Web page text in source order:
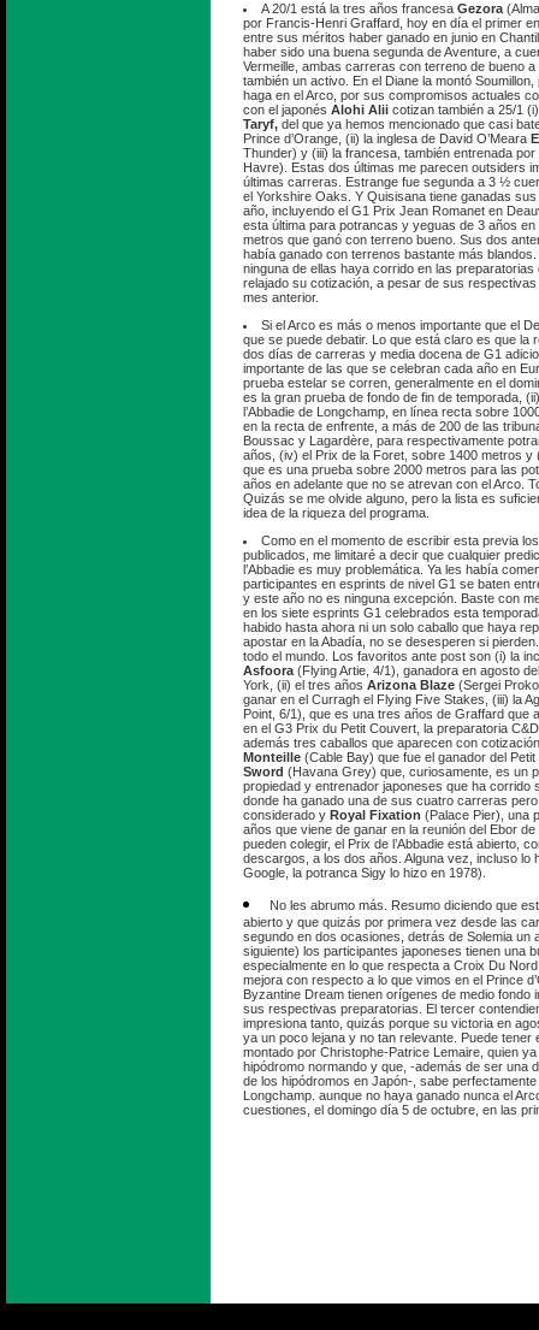
A 20/1 está la tres años francesa Gezora
por Francis-Henri Graffard, hoy en día el primer
entre sus méritos haber ganado en junio en
haber sido una buena segunda de Aventure, a
Vermeille, ambas carreras con terreno de bueno a
también un activo. En el Diane la montó
haga en el Arco, por sus compromisos actuales
con el japonés Alohi Alii cotizan también a 25/1
Taryf, del que ya hemos mencionado que casi
Prince d’Orange, (ii) la inglesa de David O’Meara
Thunder) y (iii) la francesa, también entrenada
Havre). Estas dos últimas me parecen outsiders
últimas carreras. Estrange fue segunda a 3 ½
el Yorkshire Oaks. Y Quisisana tiene ganadas
año, incluyendo el G1 Prix Jean Romanet en
esta última para potrancas y yeguas de 3 años
metros que ganó con terreno bueno. Sus dos
había ganado con terrenos bastante más
ninguna de ellas haya corrido en las preparatorias
relajado su cotización, a pesar de sus
mes anterior.
Si el Arco es más o menos importante que el
que se puede debatir. Lo que está claro es que la
dos días de carreras y media docena de G1
importante de las que se celebran cada año en
prueba estelar se corren, generalmente en el
es la gran prueba de fondo de fin de temporada,
l’Abbadie de Longchamp, en línea recta sobre
en la recta de enfrente, a más de 200 de las
Boussac y Lagardère, para respectivamente
años, (iv) el Prix de la Foret, sobre 1400 metros y
que es una prueba sobre 2000 metros para las
años en adelante que no se atrevan con el Arco.
Quizás se me olvide alguno, pero la lista es
idea de la riqueza del programa.
Como en el momento de escribir esta previa
publicados, me limitaré a decir que cualquier
l’Abbadie es muy problemática. Ya les había
participantes en esprints de nivel G1 se baten
y este año no es ninguna excepción. Baste con
en los siete esprints G1 celebrados esta
habido hasta ahora ni un solo caballo que haya
apostar en la Abadía, no se desesperen si
todo el mundo. Los favoritos ante post son (i) la
Asfoora (Flying Artie, 4/1), ganadora en agosto
York, (ii) el tres años Arizona Blaze (Sergei
ganar en el Curragh el Flying Five Stakes, (iii) la
Point, 6/1), que es una tres años de Graffard que
en el G3 Prix du Petit Couvert, la preparatoria
además tres caballos que aparecen con
Monteille (Cable Bay) que fue el ganador del
Sword (Havana Grey) que, curiosamente, es un
propiedad y entrenador japoneses que ha corrido
donde ha ganado una de sus cuatro carreras
considerado y Royal Fixation (Palace Pier), una
años que viene de ganar en la reunión del Ebor
pueden colegir, el Prix de l’Abbadie está abierto,
descargos, a los dos años. Alguna vez, incluso lo
Google, la potranca Sigy lo hizo en 1978).
No les abrumo más. Resumo diciendo que
abierto y que quizás por primera vez desde las
segundo en dos ocasiones, detrás de Solemia un
siguiente) los participantes japoneses tienen una
especialmente en lo que respecta a Croix Du
mejora con respecto a lo que vimos en el Prince
Byzantine Dream tienen orígenes de medio fondo
sus respectivas preparatorias. El tercer
impresiona tanto, quizás porque su victoria en
ya un poco lejana y no tan relevante. Puede tener
montado por Christophe-Patrice Lemaire, quien
hipódromo normando y que, -además de ser una
de los hipódromos en Japón-, sabe
Longchamp. aunque no haya ganado nunca el
cuestiones, el domingo día 5 de octubre, en las